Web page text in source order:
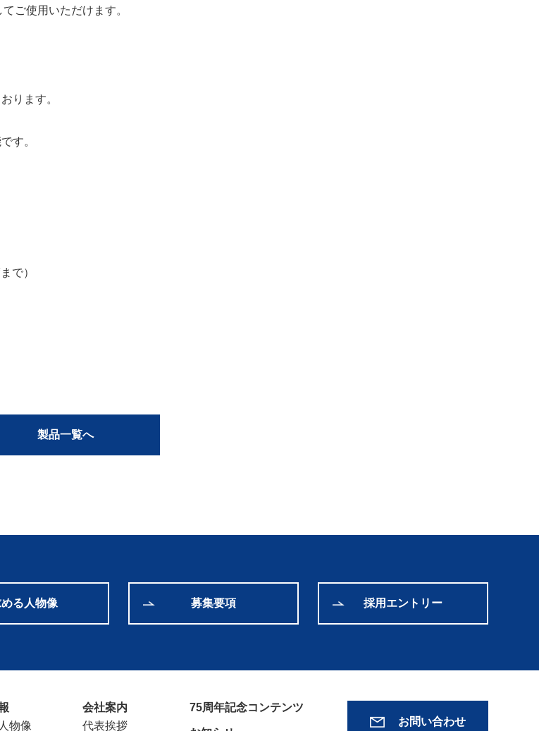
ご使用いただけます。
ります。
す。
で）
製品一覧へ
る人物像 募集要項 採用エントリー
物像
会社案内
代表挨拶
75周年記念コンテンツ
お問い合わせ